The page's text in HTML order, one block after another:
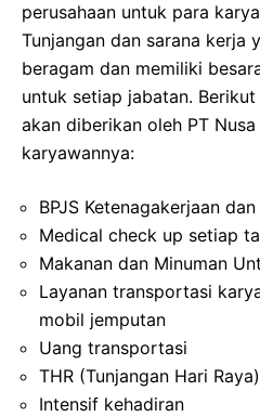
perusahaan untuk para
Tunjangan dan sarana kerja
beragam dan memiliki
untuk setiap jabatan.
akan diberikan oleh PT
karyawannya:
BPJS Ketenagakerjaan
Medical check up setiap
Makanan dan Minuman
Layanan transportasi
mobil jemputan
Uang transportasi
THR (Tunjangan Hari Raya)
Intensif kehadiran